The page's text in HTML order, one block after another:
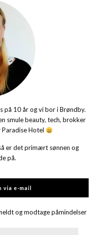
på 10 år og vi bor i Brøndby.
smule beauty, tech, brokker
Hotel
er det primært sønnen og
på.
via e-mail
og modtage påmindelser